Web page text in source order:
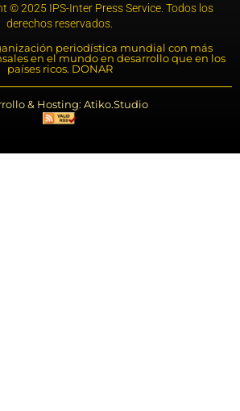
© 2025 IPS-Inter Press Service. Todos los
derechos reservados.
periodística mundial con más
en el mundo en desarrollo que en los
países ricos. DONAR
& Hosting: Atiko.Studio